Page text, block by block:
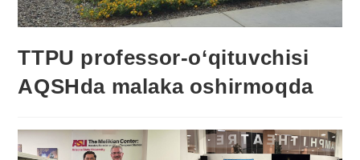
TTPU professor-o‘qituvchisi
AQSHda malaka oshirmoqda